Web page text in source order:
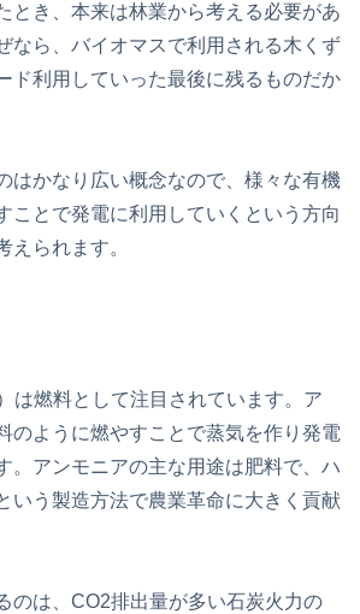
とき、本来は林業から考える必要があ
なら、バイオマスで利用される木くず
ド利用していった最後に残るものだか
はかなり広い概念なので、様々な有機
ことで発電に利用していくという方向
えられます。
は燃料として注目されています。ア
のように燃やすことで蒸気を作り発電
。アンモニアの主な用途は肥料で、ハ
いう製造方法で農業革命に大きく貢献
のは、CO2排出量が多い石炭火力の